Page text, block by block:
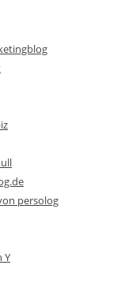
persolog
Y